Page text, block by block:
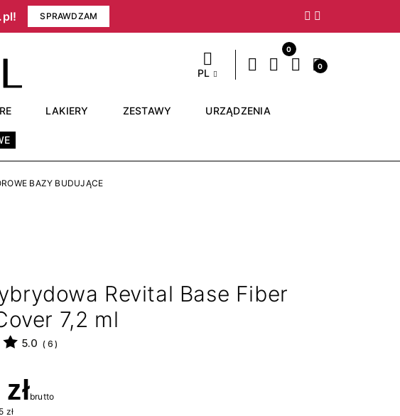
SPRAWDZAM Następny
PL
0
0
LAKIERY ZESTAWY URZĄDZENIA
BAZY BUDUJĄCE
Revital Base Fiber
7,2 ml
5.0 ( 6 )
brutto
zł